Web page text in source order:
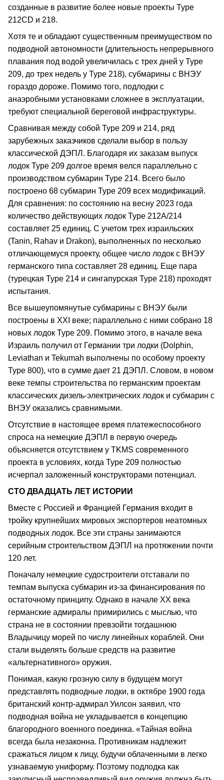
созданные в развитие более новые проекты Type
212CD и 218.
Хотя те и обладают существенным преимуществом по
подводной автономности (длительность непрерывного
плавания под водой увеличилась с трех дней у Type
209, до трех недель у Type 218), субмарины с ВНЭУ
гораздо дороже. Помимо того, подлодки с
анаэробными установками сложнее в эксплуатации,
требуют специальной береговой инфраструктуры.
Сравнивая между собой Type 209 и 214, ряд
зарубежных заказчиков сделали выбор в пользу
классической ДЭПЛ. Благодаря их заказам выпуск
лодок Type 209 долгое время велся параллельно с
производством субмарин Type 214. Всего было
построено 68 субмарин Type 209 всех модификаций.
Для сравнения: по состоянию на весну 2023 года
количество действующих лодок Type 212А/214
составляет 25 единиц. С учетом трех израильских
(Tanin, Rahav и Drakon), выполненных по несколько
отличающемуся проекту, общее число лодок с ВНЭУ
германского типа составляет 28 единиц. Еще пара
(турецкая Type 214 и сингапурская Type 218) проходят
испытания.
Все вышеупомянутые субмарины с ВНЭУ были
построены в XXI веке; параллельно с ними собрано 18
новых лодок Type 209. Помимо этого, в начале века
Израиль получил от Германии три лодки (Dolphin,
Leviathan и Tekumah выполнены по особому проекту
Type 800), что в сумме дает 21 ДЭПЛ. Словом, в новом
веке темпы строительства по германским проектам
классических дизель-электрических лодок и субмарин с
ВНЭУ оказались сравнимыми.
Отсутствие в настоящее время платежеспособного
спроса на немецкие ДЭПЛ в первую очередь
объясняется отсутствием у TKMS современного
проекта в условиях, когда Type 209 полностью
исчерпал заложенный конструкторами потенциал.
СТО ДВАДЦАТЬ ЛЕТ ИСТОРИИ
Вместе с Россией и Францией Германия входит в
тройку крупнейших мировых экспортеров неатомных
подводных лодок. Все эти страны занимаются
серийным строительством ДЭПЛ на протяжении почти
120 лет.
Поначалу немецкие судостроители отставали по
темпам выпуска субмарин из-за финансирования по
остаточному принципу. Однако в начале ХХ века
германские адмиралы примирились с мыслью, что
страна не в состоянии превзойти тогдашнюю
Владычицу морей по числу линейных кораблей. Они
стали выделять больше средств на развитие
«альтернативного» оружия.
Понимая, какую грозную силу в будущем могут
представлять подводные лодки, в октябре 1900 года
британский контр-адмирал Уилсон заявил, что
подводная война не укладывается в концепцию
благородного военного поединка. «Тайная война
всегда была незаконна. Противникам надлежит
сражаться лицом к лицу, будучи облаченными в легко
узнаваемую униформу. Поэтому подлодка как